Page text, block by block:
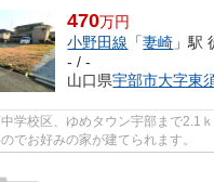
470万円
小野田線 「妻崎 」駅
- / -
山口県宇部市大字東
学校区、ゆめタウン宇部まで2.1ｋ
でお好みの家が建てられます。